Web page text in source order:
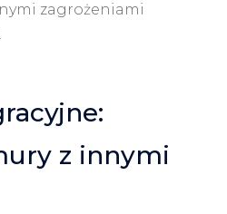
zagrożeniami
z innymi